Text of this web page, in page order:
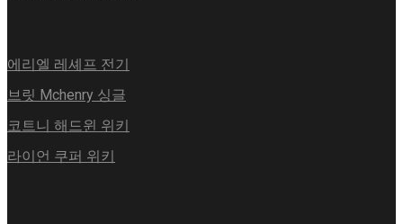
에리엘 레셰프 전기
브릿 Mchenry 싱글
코트니 해드윈 위키
라이언 쿠퍼 위키